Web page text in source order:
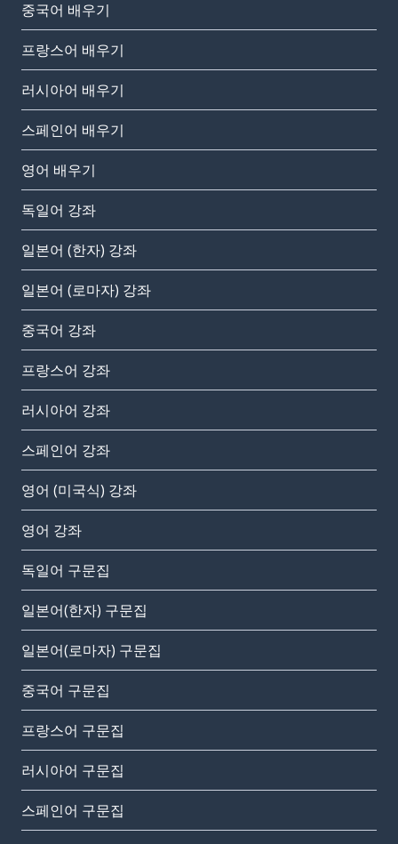
중국어 배우기
프랑스어 배우기
러시아어 배우기
스페인어 배우기
영어 배우기
독일어 강좌
일본어 (한자) 강좌
일본어 (로마자) 강좌
중국어 강좌
프랑스어 강좌
러시아어 강좌
스페인어 강좌
영어 (미국식) 강좌
영어 강좌
독일어 구문집
일본어(한자) 구문집
일본어(로마자) 구문집
중국어 구문집
프랑스어 구문집
러시아어 구문집
스페인어 구문집